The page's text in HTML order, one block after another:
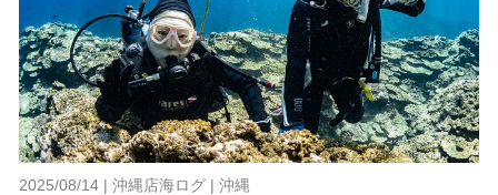
2025/08/14 | 沖縄店海ログ| 沖縄